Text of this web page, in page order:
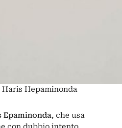
Hepaminonda
Epaminonda, che usa